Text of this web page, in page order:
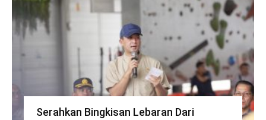
Serahkan Bingkisan Lebaran Dari